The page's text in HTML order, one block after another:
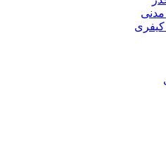
مدنی
کیفری